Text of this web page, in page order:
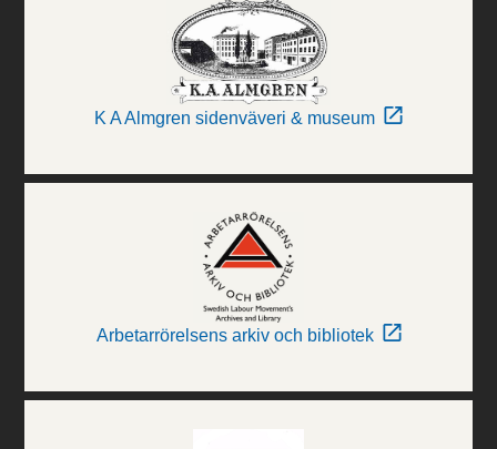
K A Almgren sidenväveri & museum
Arbetarrörelsens arkiv och bibliotek